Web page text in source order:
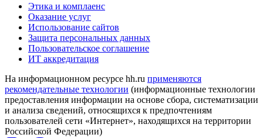
Этика и комплаенс
Оказание услуг
Использование сайтов
Защита персональных данных
Пользовательское соглашение
ИТ аккредитация
На информационном ресурсе hh.ru применяются
рекомендательные технологии (информационные технологии
предоставления информации на основе сбора, систематизации
и анализа сведений, относящихся к предпочтениям
пользователей сети «Интернет», находящихся на территории
Российской Федерации)